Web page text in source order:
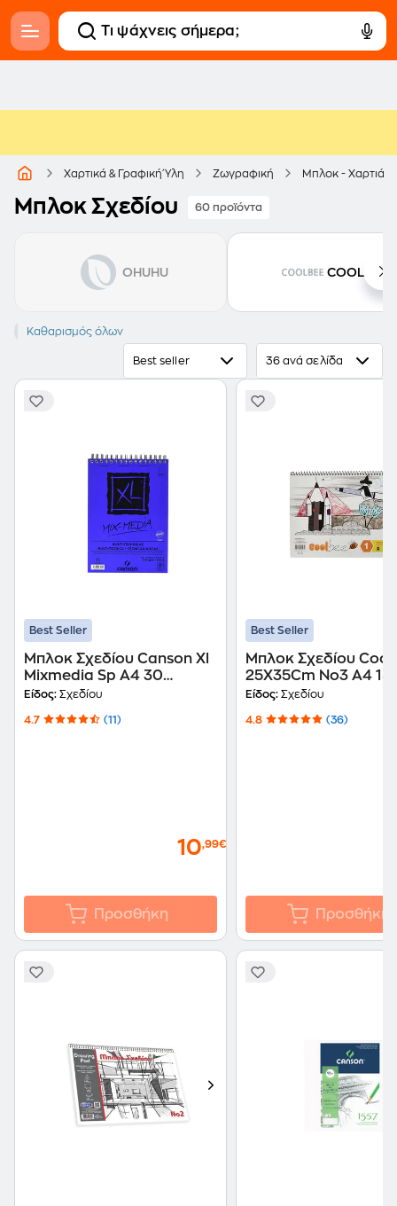
Χαρτικά & Γραφική Ύλη Ζωγραφική Μπλοκ - Χαρτιά
Μπλοκ Σχεδίου 60 προϊόντα
OHUHU COOLBEE
Σχεδίου
Καθαρισμός όλων
Best seller 36 ανά σελίδα
Best Seller
Μπλοκ Σχεδίου Canson Xl
Mixmedia Sp Α4 30
Φύλλων
Είδος: Σχεδίου
4.7 (11)
10,99€
Προσθήκη
Best Seller
Μπλοκ Σχεδίου
25X35Cm No3 A4 15
Φύλλων
Είδος: Σχεδίου
4.8 (36)
Προσθήκη